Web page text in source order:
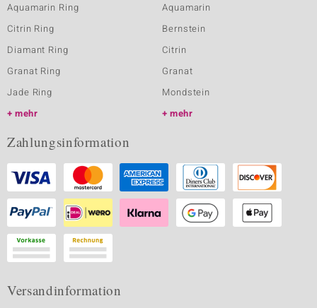
Aquamarin Ring
Citrin Ring
Diamant Ring
Granat Ring
Jade Ring
mehr
Aquamarin
Bernstein
Citrin
Granat
Mondstein
mehr
Zahlungsinformation
Versandinformation